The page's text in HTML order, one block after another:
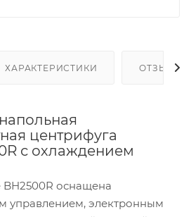
ХАРАКТЕРИСТИКИ ОТЗЫВЫ
центрифуга
с охлаждением
оснащена
управлением, электронным